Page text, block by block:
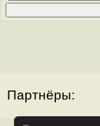
Партнёры: